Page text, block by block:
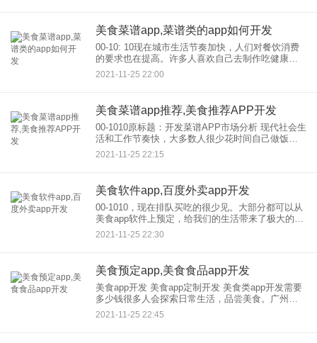
美食菜谱app,菜谱类的app如何开发
00-10: 10现在城市生活节奏加快，人们对餐饮消费
的要求也在提高。许多人喜欢自己去制作吃健康食
品。制作的美食不仅需要好的原料，还需要好的技
术。开发菜谱APP升级传统菜谱，学习制作吃法。
2021-11-25 22:00
美食菜谱app推荐,美食推荐APP开发
00-1010原标题：开发菜谱APP市场分析 现代社会生
活和工作节奏快，大多数人很少花时间自己做饭。
然而，点外卖或在餐馆就餐完全不了解卫生条件，
所以大多数人仍然愿意自己做饭，但他们不会做饭
2021-11-25 22:15
美食软件app,百度外卖app开发
00-1010，现在排队买吃的很少见。大部分都可以从
美食app软件上预定，给我们的生活带来了极大的便
利。同时，餐饮的功能不仅为用户提供便利，还可
以与共享、优惠等功能相结合。用户可以通过评估
2021-11-25 22:30
美食预定app,美食食品app开发
美食app开发 美食app定制开发 美食类app开发需要
多少钱很多人会探索日常生活，品尝美食。广州也
是美食之都。许多人会来这里品尝美味的食物。广
州有许多美味的食物。即使给你足够的时间和精力
2021-11-25 22:45